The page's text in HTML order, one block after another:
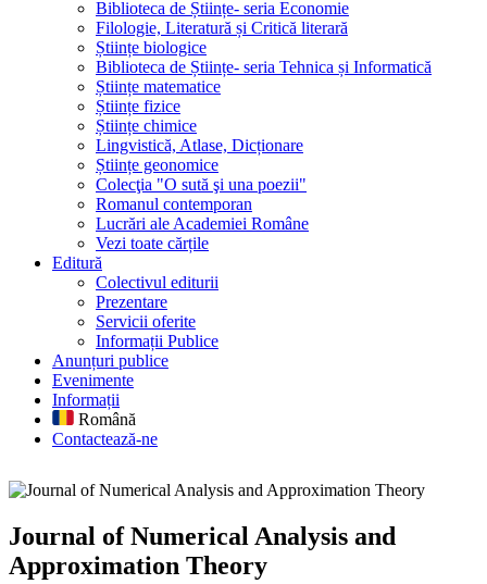
Biblioteca de Științe- seria Economie
Filologie, Literatură și Critică literară
Științe biologice
Biblioteca de Științe- seria Tehnica și Informatică
Științe matematice
Științe fizice
Științe chimice
Lingvistică, Atlase, Dicționare
Științe geonomice
Colecţia "O sută şi una poezii"
Romanul contemporan
Lucrări ale Academiei Române
Vezi toate cărțile
Editură
Colectivul editurii
Prezentare
Servicii oferite
Informații Publice
Anunțuri publice
Evenimente
Informații
Română
Contactează-ne
Journal of Numerical Analysis and
Approximation Theory